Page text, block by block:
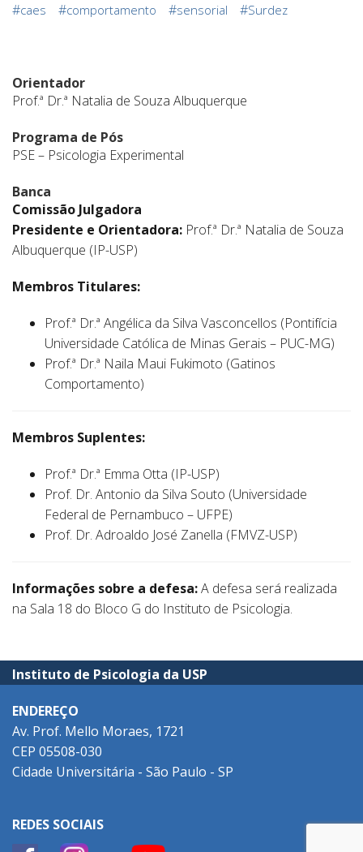
#caes #comportamento #sensorial #Surdez
Orientador
Prof.ª Dr.ª Natalia de Souza Albuquerque
Programa de Pós
PSE – Psicologia Experimental
Banca
Comissão Julgadora
Presidente e Orientadora: Prof.ª Dr.ª Natalia de Souza
Albuquerque (IP-USP)
Membros Titulares:
Prof.ª Dr.ª Angélica da Silva Vasconcellos (Pontifícia
Universidade Católica de Minas Gerais – PUC-MG)
Prof.ª Dr.ª Naila Maui Fukimoto (Gatinos
Comportamento)
Membros Suplentes:
Prof.ª Dr.ª Emma Otta (IP-USP)
Prof. Dr. Antonio da Silva Souto (Universidade
Federal de Pernambuco – UFPE)
Prof. Dr. Adroaldo José Zanella (FMVZ-USP)
Informações sobre a defesa:A defesa será realizada
na Sala 18 do Bloco G do Instituto de Psicologia.
Instituto de Psicologia da USP
ENDEREÇO
Av. Prof. Mello Moraes, 1721
CEP 05508-030
Cidade Universitária - São Paulo - SP
REDES SOCIAIS